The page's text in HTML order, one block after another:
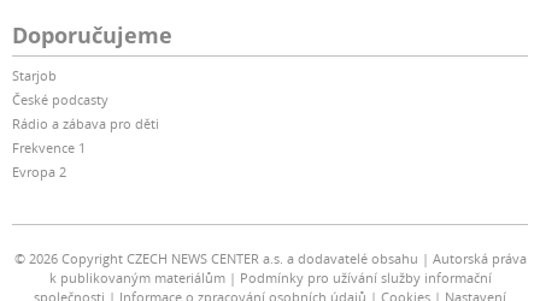
Doporučujeme
Starjob
České podcasty
Rádio a zábava pro děti
Frekvence 1
Evropa 2
© 2026 Copyright CZECH NEWS CENTER a.s. a dodavatelé obsahu
Autorská práva
k publikovaným materiálům
Podmínky pro užívání služby informační
společnosti
Informace o zpracování osobních údajů Cookies Nastavení